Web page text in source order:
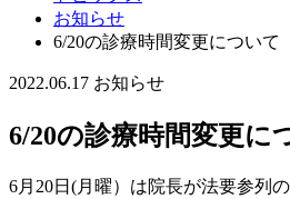
お知らせ
6/20の診療時間変更について
2022.06.17 お知らせ
6/20の診療時間変更に
6月20日(月曜）は院長が法要参列